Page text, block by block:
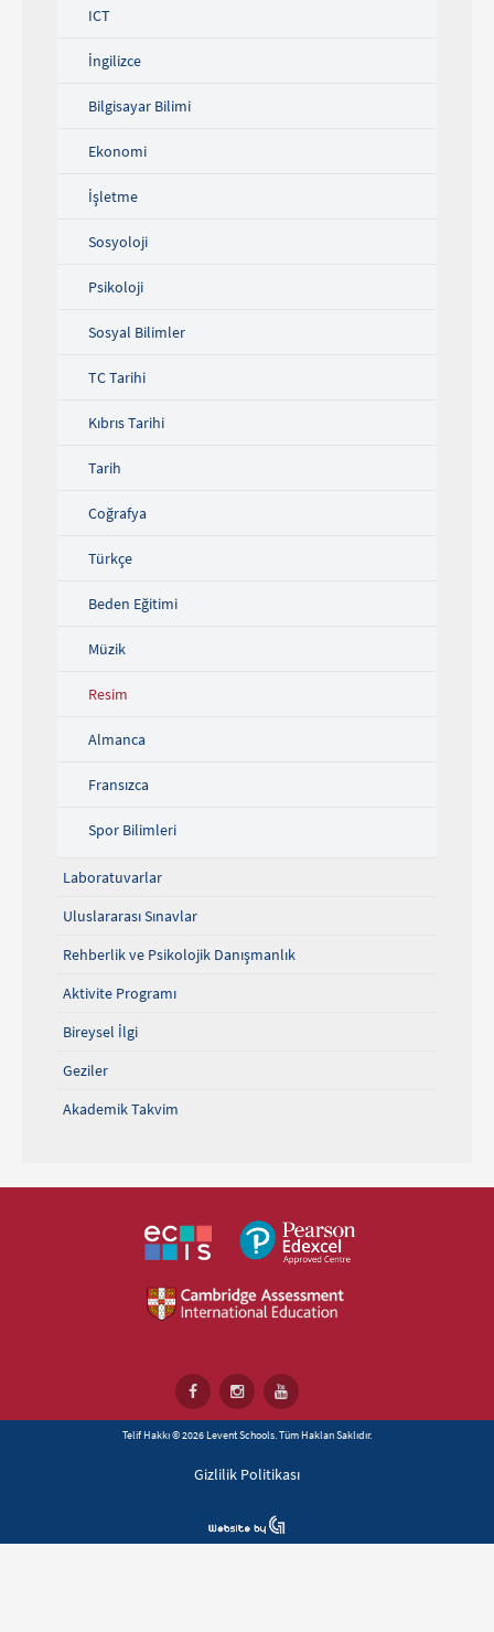
ICT
İngilizce
Bilgisayar Bilimi
Ekonomi
İşletme
Sosyoloji
Psikoloji
Sosyal Bilimler
TC Tarihi
Kıbrıs Tarihi
Tarih
Coğrafya
Türkçe
Beden Eğitimi
Müzik
Resim
Almanca
Fransızca
Spor Bilimleri
Laboratuvarlar
Uluslararası Sınavlar
Rehberlik ve Psikolojik Danışmanlık
Aktivite Programı
Bireysel İlgi
Geziler
Akademik Takvim
Telif Hakkı © 2026 Levent Schools. Tüm Hakları Saklıdır.
Gizlilik Politikası